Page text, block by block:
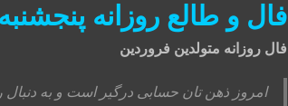
فال و طالع روزانه پنجشنبه 14 فروردین ماه
فال روزانه متولدین فروردین
امروز ذهن تان حسابی درگیر است و به